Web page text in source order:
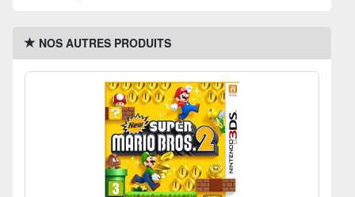
NOS AUTRES PRODUITS